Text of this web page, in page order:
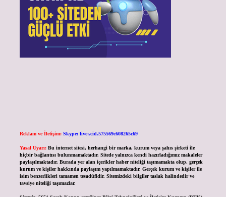
Reklam ve İletişim: Skype: live:.cid.575569c608265c69
Yasal Uyarı: Bu internet sitesi, herhangi bir marka, kurum veya şahıs şirketi ile
hiçbir bağlantısı bulunmamaktadır. Sitede yalnızca kendi hazırladığımız makaleler
paylaşılmaktadır. Burada yer alan içerikler haber niteliği taşımamakta olup, gerçek
kurum ve kişiler hakkında paylaşım yapılmamaktadır. Gerçek kurum ve kişiler ile
isim benzerlikleri tamamen tesadüfidir. Sitemizdeki bilgiler taslak halindedir ve
tavsiye niteliği taşımazlar.